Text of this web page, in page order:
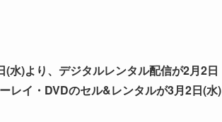
水)より、デジタルレンタル配信が2月2日
レイ・DVDのセル&レンタルが3月2日(水)